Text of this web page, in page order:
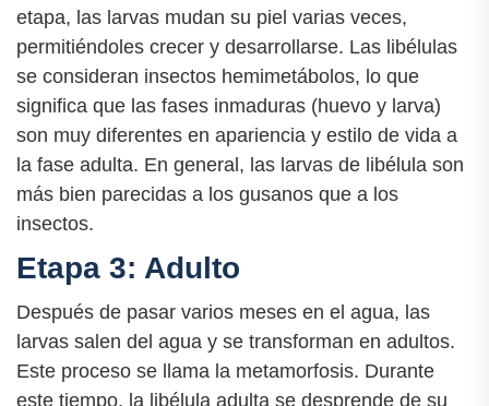
etapa, las larvas mudan su piel varias veces,
permitiéndoles crecer y desarrollarse. Las libélulas
se consideran insectos hemimetábolos, lo que
significa que las fases inmaduras (huevo y larva)
son muy diferentes en apariencia y estilo de vida a
la fase adulta. En general, las larvas de libélula son
más bien parecidas a los gusanos que a los
insectos.
Etapa 3: Adulto
Después de pasar varios meses en el agua, las
larvas salen del agua y se transforman en adultos.
Este proceso se llama la metamorfosis. Durante
este tiempo, la libélula adulta se desprende de su